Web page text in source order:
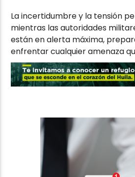
La incertidumbre y la tensión
mientras las autoridades
están en alerta máxima,
enfrentar cualquier amenaza